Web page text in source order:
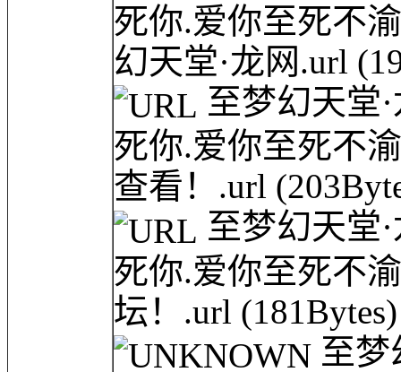
死你.爱你至死不
幻天堂·龙网.url
至梦幻天堂
死你.爱你至死不
查看！.url
至梦幻天堂
死你.爱你至死不
坛！.url (181Bytes)
至梦